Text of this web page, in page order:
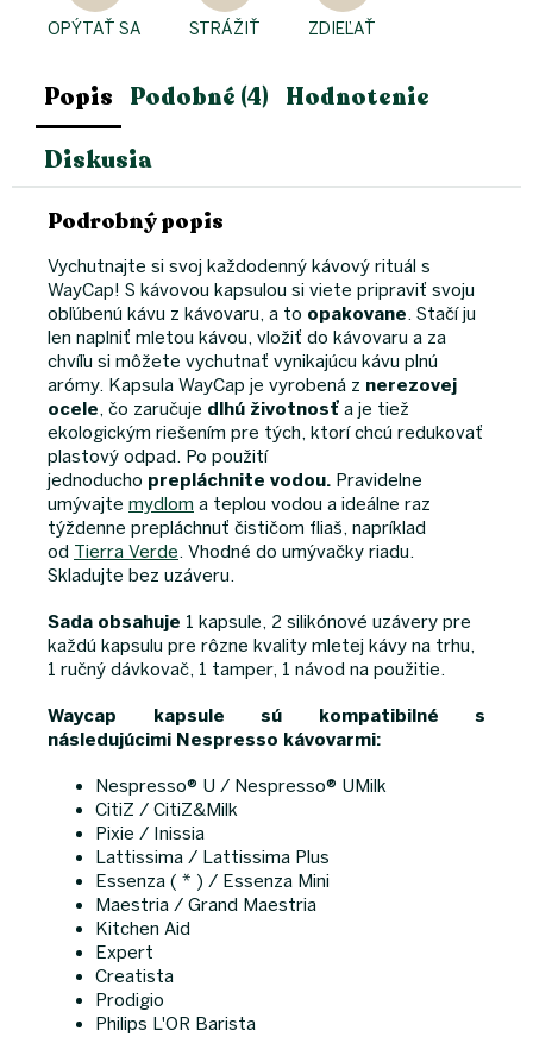
OPÝTAŤ SA STRÁŽIŤ ZDIEĽAŤ
Popis Podobné (4) Hodnotenie
Diskusia
Podrobný popis
Vychutnajte si svoj každodenný kávový rituál s
WayCap! S kávovou kapsulou si viete pripraviť svoju
obľúbenú kávu z kávovaru, a to opakovane. Stačí ju
len naplniť mletou kávou, vložiť do kávovaru a za
chvíľu si môžete vychutnať vynikajúcu kávu plnú
arómy. Kapsula WayCap je vyrobená z nerezovej
ocele, čo zaručuje dlhú životnosť a je tiež
ekologickým riešením pre tých, ktorí chcú redukovať
plastový odpad. Po použití
jednoducho prepláchnite vodou. Pravidelne
umývajte mydlom a teplou vodou a ideálne raz
týždenne prepláchnuť čističom fliaš, napríklad
od Tierra Verde. Vhodné do umývačky riadu.
Skladujte bez uzáveru.
Sada obsahuje 1 kapsule, 2 silikónové uzávery pre
každú kapsulu pre rôzne kvality mletej kávy na trhu,
1 ručný dávkovač, 1 tamper, 1 návod na použitie.
Waycap kapsule sú kompatibilné s
následujúcimi Nespresso kávovarmi:
Nespresso® U / Nespresso® UMilk
CitiZ / CitiZ&Milk
Pixie / Inissia
Lattissima / Lattissima Plus
Essenza ( * ) / Essenza Mini
Maestria / Grand Maestria
Kitchen Aid
Expert
Creatista
Prodigio
Philips L'OR Barista